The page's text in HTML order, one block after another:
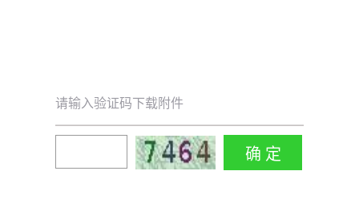
请输入验证码下载附件